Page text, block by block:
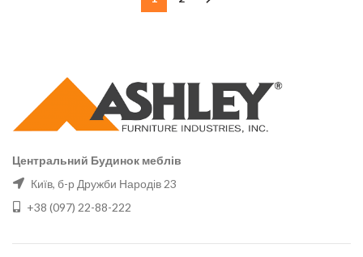
Центральний Будинок меблів
Київ, б-р Дружби Народів 23
+38 (097) 22-88-222